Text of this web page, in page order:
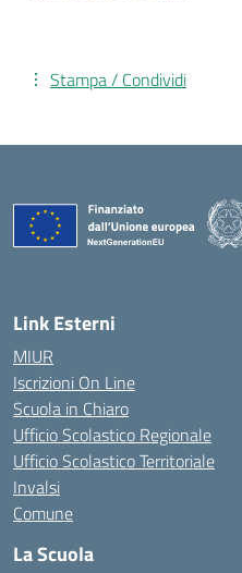
Stampa / Condividi
Link Esterni
MIUR
Iscrizioni On Line
Scuola in Chiaro
Ufficio Scolastico Regionale
Ufficio Scolastico Territoriale
Invalsi
Comune
La Scuola